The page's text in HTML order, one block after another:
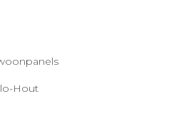
Hout